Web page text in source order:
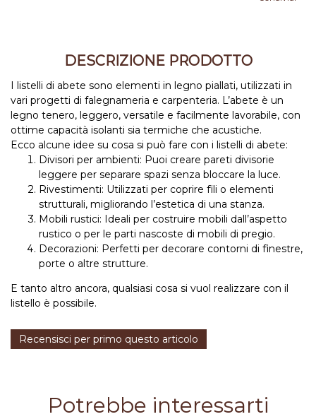
DESCRIZIONE PRODOTTO
I listelli di abete sono elementi in legno piallati, utilizzati in
vari progetti di falegnameria e carpenteria. L’abete è un
legno tenero, leggero, versatile e facilmente lavorabile, con
ottime capacità isolanti sia termiche che acustiche.
Ecco alcune idee su cosa si può fare con i listelli di abete:
Divisori per ambienti: Puoi creare pareti divisorie
leggere per separare spazi senza bloccare la luce.
Rivestimenti: Utilizzati per coprire fili o elementi
strutturali, migliorando l’estetica di una stanza.
Mobili rustici: Ideali per costruire mobili dall’aspetto
rustico o per le parti nascoste di mobili di pregio.
Decorazioni: Perfetti per decorare contorni di finestre,
porte o altre strutture.
E tanto altro ancora, qualsiasi cosa si vuol realizzare con il
listello è possibile.
Recensisci per primo questo articolo
Potrebbe interessarti